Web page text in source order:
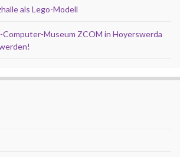
als Lego-Modell
Museum ZCOM in Hoyerswerda